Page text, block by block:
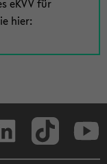
eKVV für
hier: